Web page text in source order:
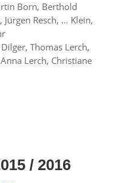
Born, Berthold
Jürgen Resch, … Klein,
Thomas Lerch,
Lerch, Christiane
/ 2016